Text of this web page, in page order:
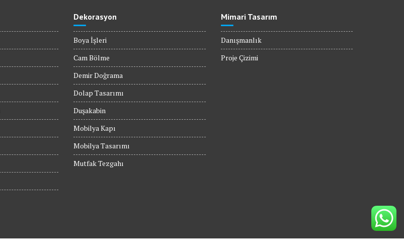
Dekorasyon
Boya İşleri
Cam Bölme
Demir Doğrama
Dolap Tasarımı
Duşakabin
Mobilya Kapı
Mobilya Tasarımı
Mutfak Tezgahı
Mimari Tasarım
Danışmanlık
Proje Çizimi